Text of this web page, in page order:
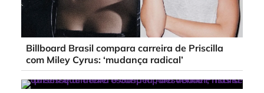
Billboard Brasil compara carreira de Priscilla
com Miley Cyrus: ‘mudança radical’